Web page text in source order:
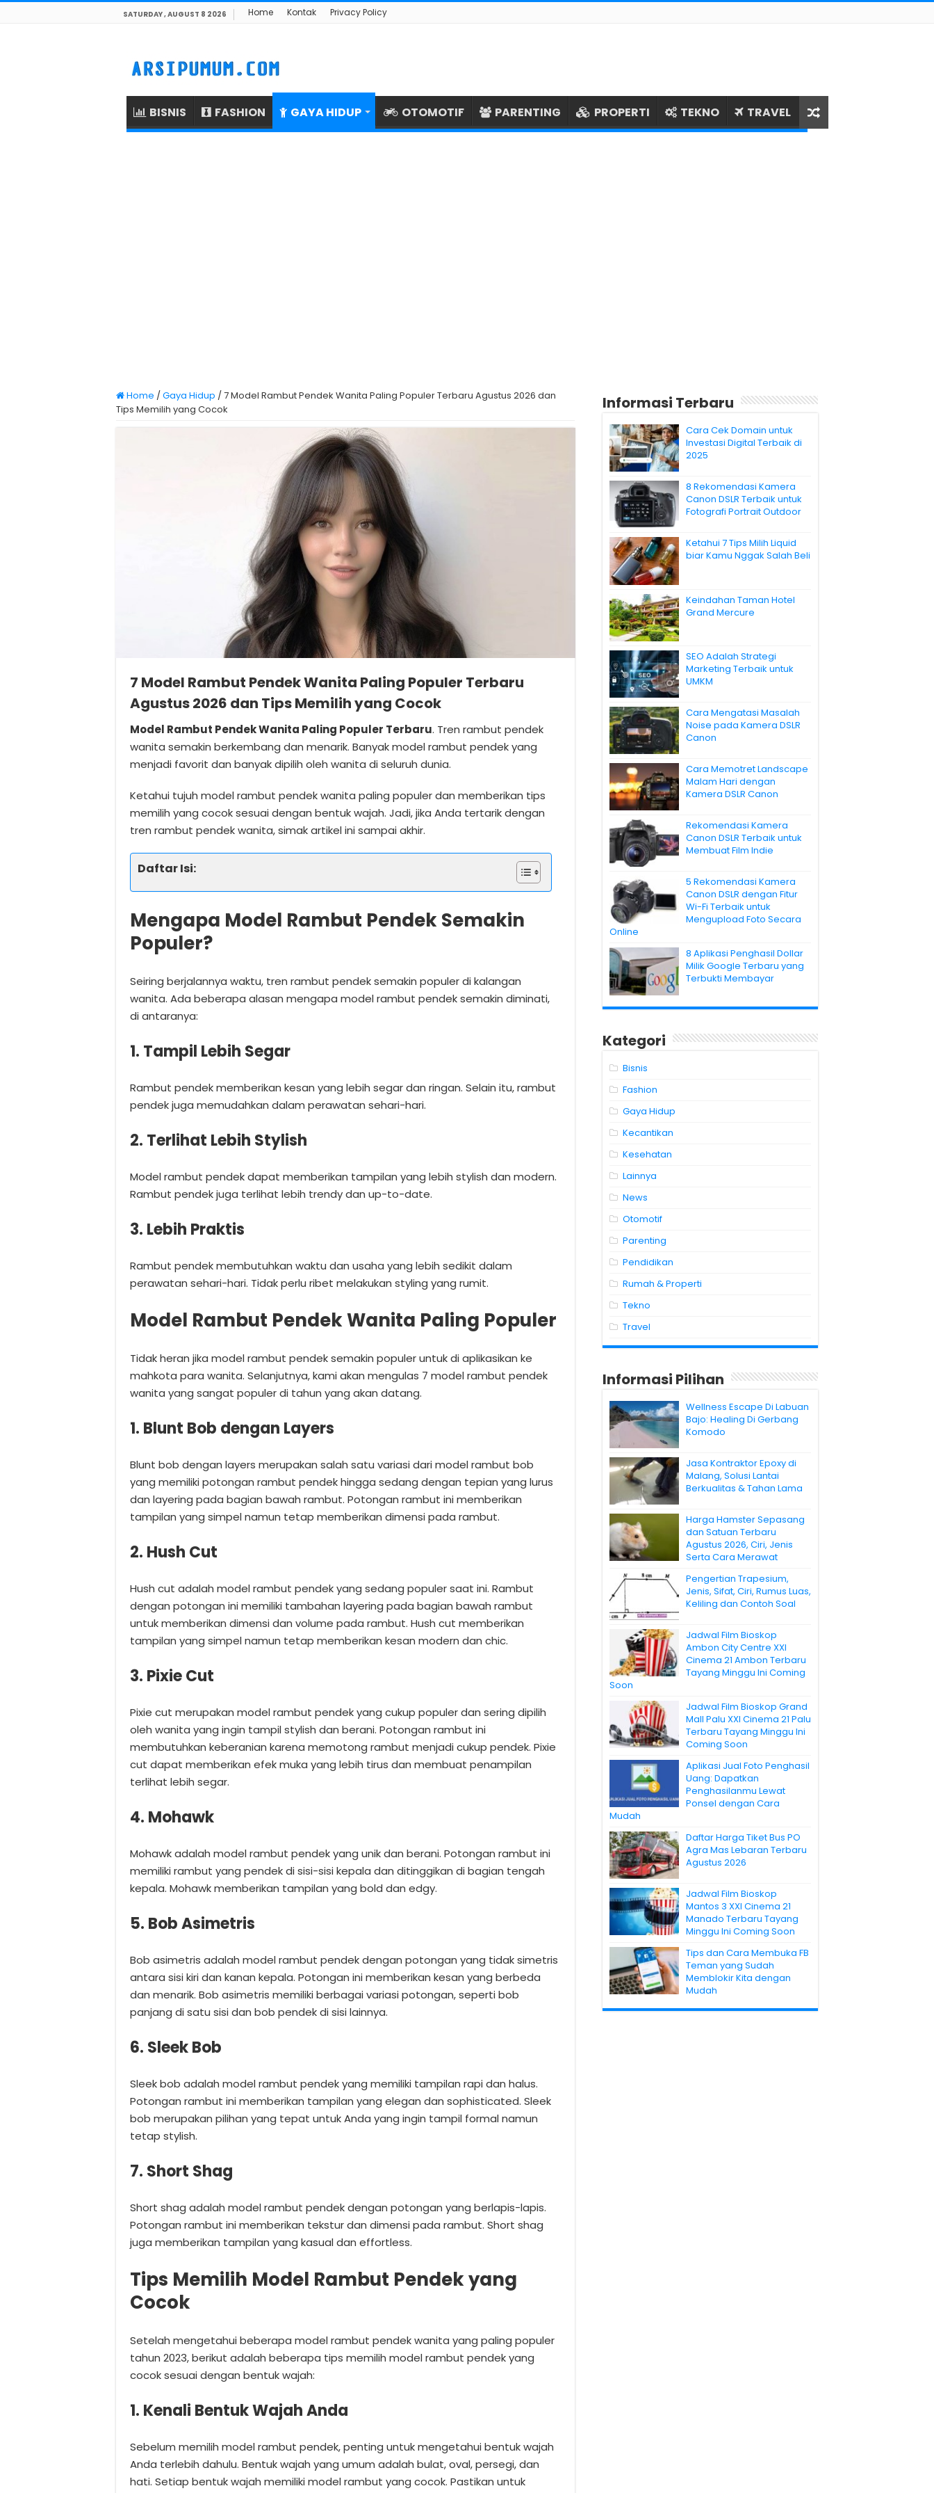
SATURDAY , AUGUST 8 2026 Home Kontak Privacy Policy
BISNIS FASHION GAYA HIDUP OTOMOTIF PARENTING PROPERTI TEKNO TRAVEL
Home /Gaya Hidup /7 Model Rambut Pendek Wanita Paling Populer Terbaru Agustus 2026 dan
Tips Memilih yang Cocok
7 Model Rambut Pendek Wanita Paling Populer Terbaru
Agustus 2026 dan Tips Memilih yang Cocok
Model Rambut Pendek Wanita Paling Populer Terbaru. Tren rambut pendek
wanita semakin berkembang dan menarik. Banyak model rambut pendek yang
menjadi favorit dan banyak dipilih oleh wanita di seluruh dunia.
Ketahui tujuh model rambut pendek wanita paling populer dan memberikan tips
memilih yang cocok sesuai dengan bentuk wajah. Jadi, jika Anda tertarik dengan
tren rambut pendek wanita, simak artikel ini sampai akhir.
Daftar Isi:
Mengapa Model Rambut Pendek Semakin
Populer?
Seiring berjalannya waktu, tren rambut pendek semakin populer di kalangan
wanita. Ada beberapa alasan mengapa model rambut pendek semakin diminati,
di antaranya:
1. Tampil Lebih Segar
Rambut pendek memberikan kesan yang lebih segar dan ringan. Selain itu, rambut
pendek juga memudahkan dalam perawatan sehari-hari.
2. Terlihat Lebih Stylish
Model rambut pendek dapat memberikan tampilan yang lebih stylish dan modern.
Rambut pendek juga terlihat lebih trendy dan up-to-date.
3. Lebih Praktis
Rambut pendek membutuhkan waktu dan usaha yang lebih sedikit dalam
perawatan sehari-hari. Tidak perlu ribet melakukan styling yang rumit.
Model Rambut Pendek Wanita Paling Populer
Tidak heran jika model rambut pendek semakin populer untuk di aplikasikan ke
mahkota para wanita. Selanjutnya, kami akan mengulas 7 model rambut pendek
wanita yang sangat populer di tahun yang akan datang.
1. Blunt Bob dengan Layers
Blunt bob dengan layers merupakan salah satu variasi dari model rambut bob
yang memiliki potongan rambut pendek hingga sedang dengan tepian yang lurus
dan layering pada bagian bawah rambut. Potongan rambut ini memberikan
tampilan yang simpel namun tetap memberikan dimensi pada rambut.
2. Hush Cut
Hush cut adalah model rambut pendek yang sedang populer saat ini. Rambut
dengan potongan ini memiliki tambahan layering pada bagian bawah rambut
untuk memberikan dimensi dan volume pada rambut. Hush cut memberikan
tampilan yang simpel namun tetap memberikan kesan modern dan chic.
3. Pixie Cut
Pixie cut merupakan model rambut pendek yang cukup populer dan sering dipilih
oleh wanita yang ingin tampil stylish dan berani. Potongan rambut ini
membutuhkan keberanian karena memotong rambut menjadi cukup pendek. Pixie
cut dapat memberikan efek muka yang lebih tirus dan membuat penampilan
terlihat lebih segar.
4. Mohawk
Mohawk adalah model rambut pendek yang unik dan berani. Potongan rambut ini
memiliki rambut yang pendek di sisi-sisi kepala dan ditinggikan di bagian tengah
kepala. Mohawk memberikan tampilan yang bold dan edgy.
5. Bob Asimetris
Bob asimetris adalah model rambut pendek dengan potongan yang tidak simetris
antara sisi kiri dan kanan kepala. Potongan ini memberikan kesan yang berbeda
dan menarik. Bob asimetris memiliki berbagai variasi potongan, seperti bob
panjang di satu sisi dan bob pendek di sisi lainnya.
6. Sleek Bob
Sleek bob adalah model rambut pendek yang memiliki tampilan rapi dan halus.
Potongan rambut ini memberikan tampilan yang elegan dan sophisticated. Sleek
bob merupakan pilihan yang tepat untuk Anda yang ingin tampil formal namun
tetap stylish.
7. Short Shag
Short shag adalah model rambut pendek dengan potongan yang berlapis-lapis.
Potongan rambut ini memberikan tekstur dan dimensi pada rambut. Short shag
juga memberikan tampilan yang kasual dan effortless.
Tips Memilih Model Rambut Pendek yang
Cocok
Setelah mengetahui beberapa model rambut pendek wanita yang paling populer
tahun 2023, berikut adalah beberapa tips memilih model rambut pendek yang
cocok sesuai dengan bentuk wajah:
1. Kenali Bentuk Wajah Anda
Sebelum memilih model rambut pendek, penting untuk mengetahui bentuk wajah
Anda terlebih dahulu. Bentuk wajah yang umum adalah bulat, oval, persegi, dan
hati. Setiap bentuk wajah memiliki model rambut yang cocok. Pastikan untuk
Informasi Terbaru
Cara Cek Domain untuk
Investasi Digital Terbaik di
2025
8 Rekomendasi Kamera
Canon DSLR Terbaik untuk
Fotografi Portrait Outdoor
Ketahui 7 Tips Milih Liquid
biar Kamu Nggak Salah Beli
Keindahan Taman Hotel
Grand Mercure
SEO Adalah Strategi
Marketing Terbaik untuk
UMKM
Cara Mengatasi Masalah
Noise pada Kamera DSLR
Canon
Cara Memotret Landscape
Malam Hari dengan
Kamera DSLR Canon
Rekomendasi Kamera
Canon DSLR Terbaik untuk
Membuat Film Indie
5 Rekomendasi Kamera
Canon DSLR dengan Fitur
Wi-Fi Terbaik untuk
Mengupload Foto Secara
Online
8 Aplikasi Penghasil Dollar
Milik Google Terbaru yang
Terbukti Membayar
Kategori
Bisnis
Fashion
Gaya Hidup
Kecantikan
Kesehatan
Lainnya
News
Otomotif
Parenting
Pendidikan
Rumah & Properti
Tekno
Travel
Informasi Pilihan
Wellness Escape Di Labuan
Bajo: Healing Di Gerbang
Komodo
Jasa Kontraktor Epoxy di
Malang, Solusi Lantai
Berkualitas & Tahan Lama
Harga Hamster Sepasang
dan Satuan Terbaru
Agustus 2026, Ciri, Jenis
Serta Cara Merawat
Pengertian Trapesium,
Jenis, Sifat, Ciri, Rumus Luas,
Keliling dan Contoh Soal
Jadwal Film Bioskop
Ambon City Centre XXI
Cinema 21 Ambon Terbaru
Tayang Minggu Ini Coming
Soon
Jadwal Film Bioskop Grand
Mall Palu XXI Cinema 21 Palu
Terbaru Tayang Minggu Ini
Coming Soon
Aplikasi Jual Foto Penghasil
Uang: Dapatkan
Penghasilanmu Lewat
Ponsel dengan Cara
Mudah
Daftar Harga Tiket Bus PO
Agra Mas Lebaran Terbaru
Agustus 2026
Jadwal Film Bioskop
Mantos 3 XXI Cinema 21
Manado Terbaru Tayang
Minggu Ini Coming Soon
Tips dan Cara Membuka FB
Teman yang Sudah
Memblokir Kita dengan
Mudah